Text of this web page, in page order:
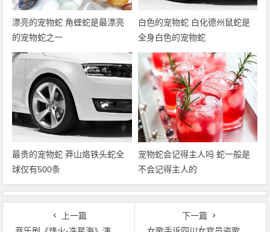
漂亮的宠物蛇 角蝰蛇是最漂亮
的宠物蛇之一
白色的宠物蛇 白化德州鼠蛇是
全身白色的宠物蛇
最贵的宠物蛇 莽山烙铁头蛇全
球仅有500条
宠物蛇会记得主人吗 蛇一般是
不会记得主人的
上一篇
下一篇